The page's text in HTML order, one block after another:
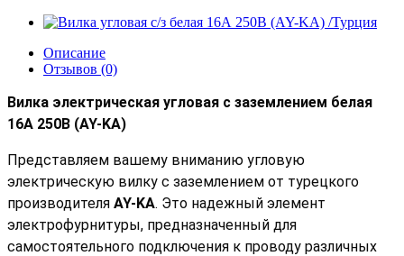
Описание
Отзывов (0)
Вилка электрическая угловая с заземлением белая
16А 250В (AY-KA)
Представляем вашему вниманию угловую
электрическую вилку с заземлением от турецкого
производителя AY-KA. Это надежный элемент
электрофурнитуры, предназначенный для
самостоятельного подключения к проводу различных